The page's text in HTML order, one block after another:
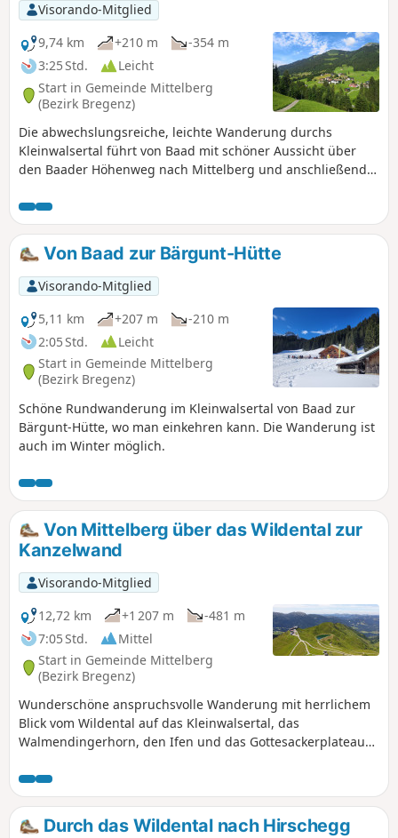
Visorando-Mitglied
9,74 km
+210 m
-354 m
3:25 Std.
Leicht
Start in Gemeinde Mittelberg
(Bezirk Bregenz)
Die abwechslungsreiche, leichte Wanderung durchs
Kleinwalsertal führt von Baad mit schöner Aussicht über
den Baader Höhenweg nach Mittelberg und anschließend
Von Baad zur Bärgunt-Hütte
Visorando-Mitglied
5,11 km
+207 m
-210 m
2:05 Std.
Leicht
Start in Gemeinde Mittelberg
(Bezirk Bregenz)
Schöne Rundwanderung im Kleinwalsertal von Baad zur
Bärgunt-Hütte, wo man einkehren kann. Die Wanderung ist
auch im Winter möglich.
Von Mittelberg über das Wildental zur
Kanzelwand
Visorando-Mitglied
12,72 km
+1 207 m
-481 m
7:05 Std.
Mittel
Start in Gemeinde Mittelberg
(Bezirk Bregenz)
Wunderschöne anspruchsvolle Wanderung mit herrlichem
Blick vom Wildental auf das Kleinwalsertal, das
Walmendingerhorn, den Ifen und das Gottesackerplateau
Mädelegabel. Den Abstieg ins Tal übernimmt die
Kanzelwandbahn.
Durch das Wildental nach Hirschegg